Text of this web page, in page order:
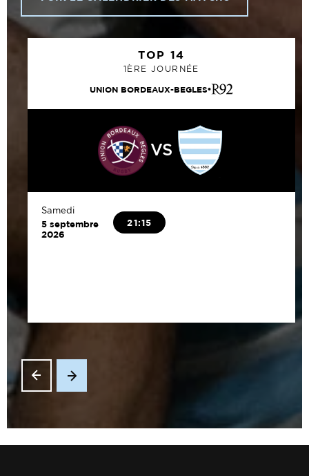
TOP 14
1ÈRE JOURNÉE
UNION BORDEAUX-BEGLES
VS
Samedi
5 septembre
2026
21:15